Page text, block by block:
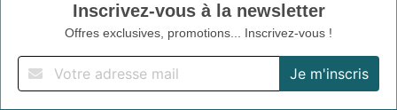
Inscrivez-vous à la newsletter
Offres exclusives, promotions... Inscrivez-vous !